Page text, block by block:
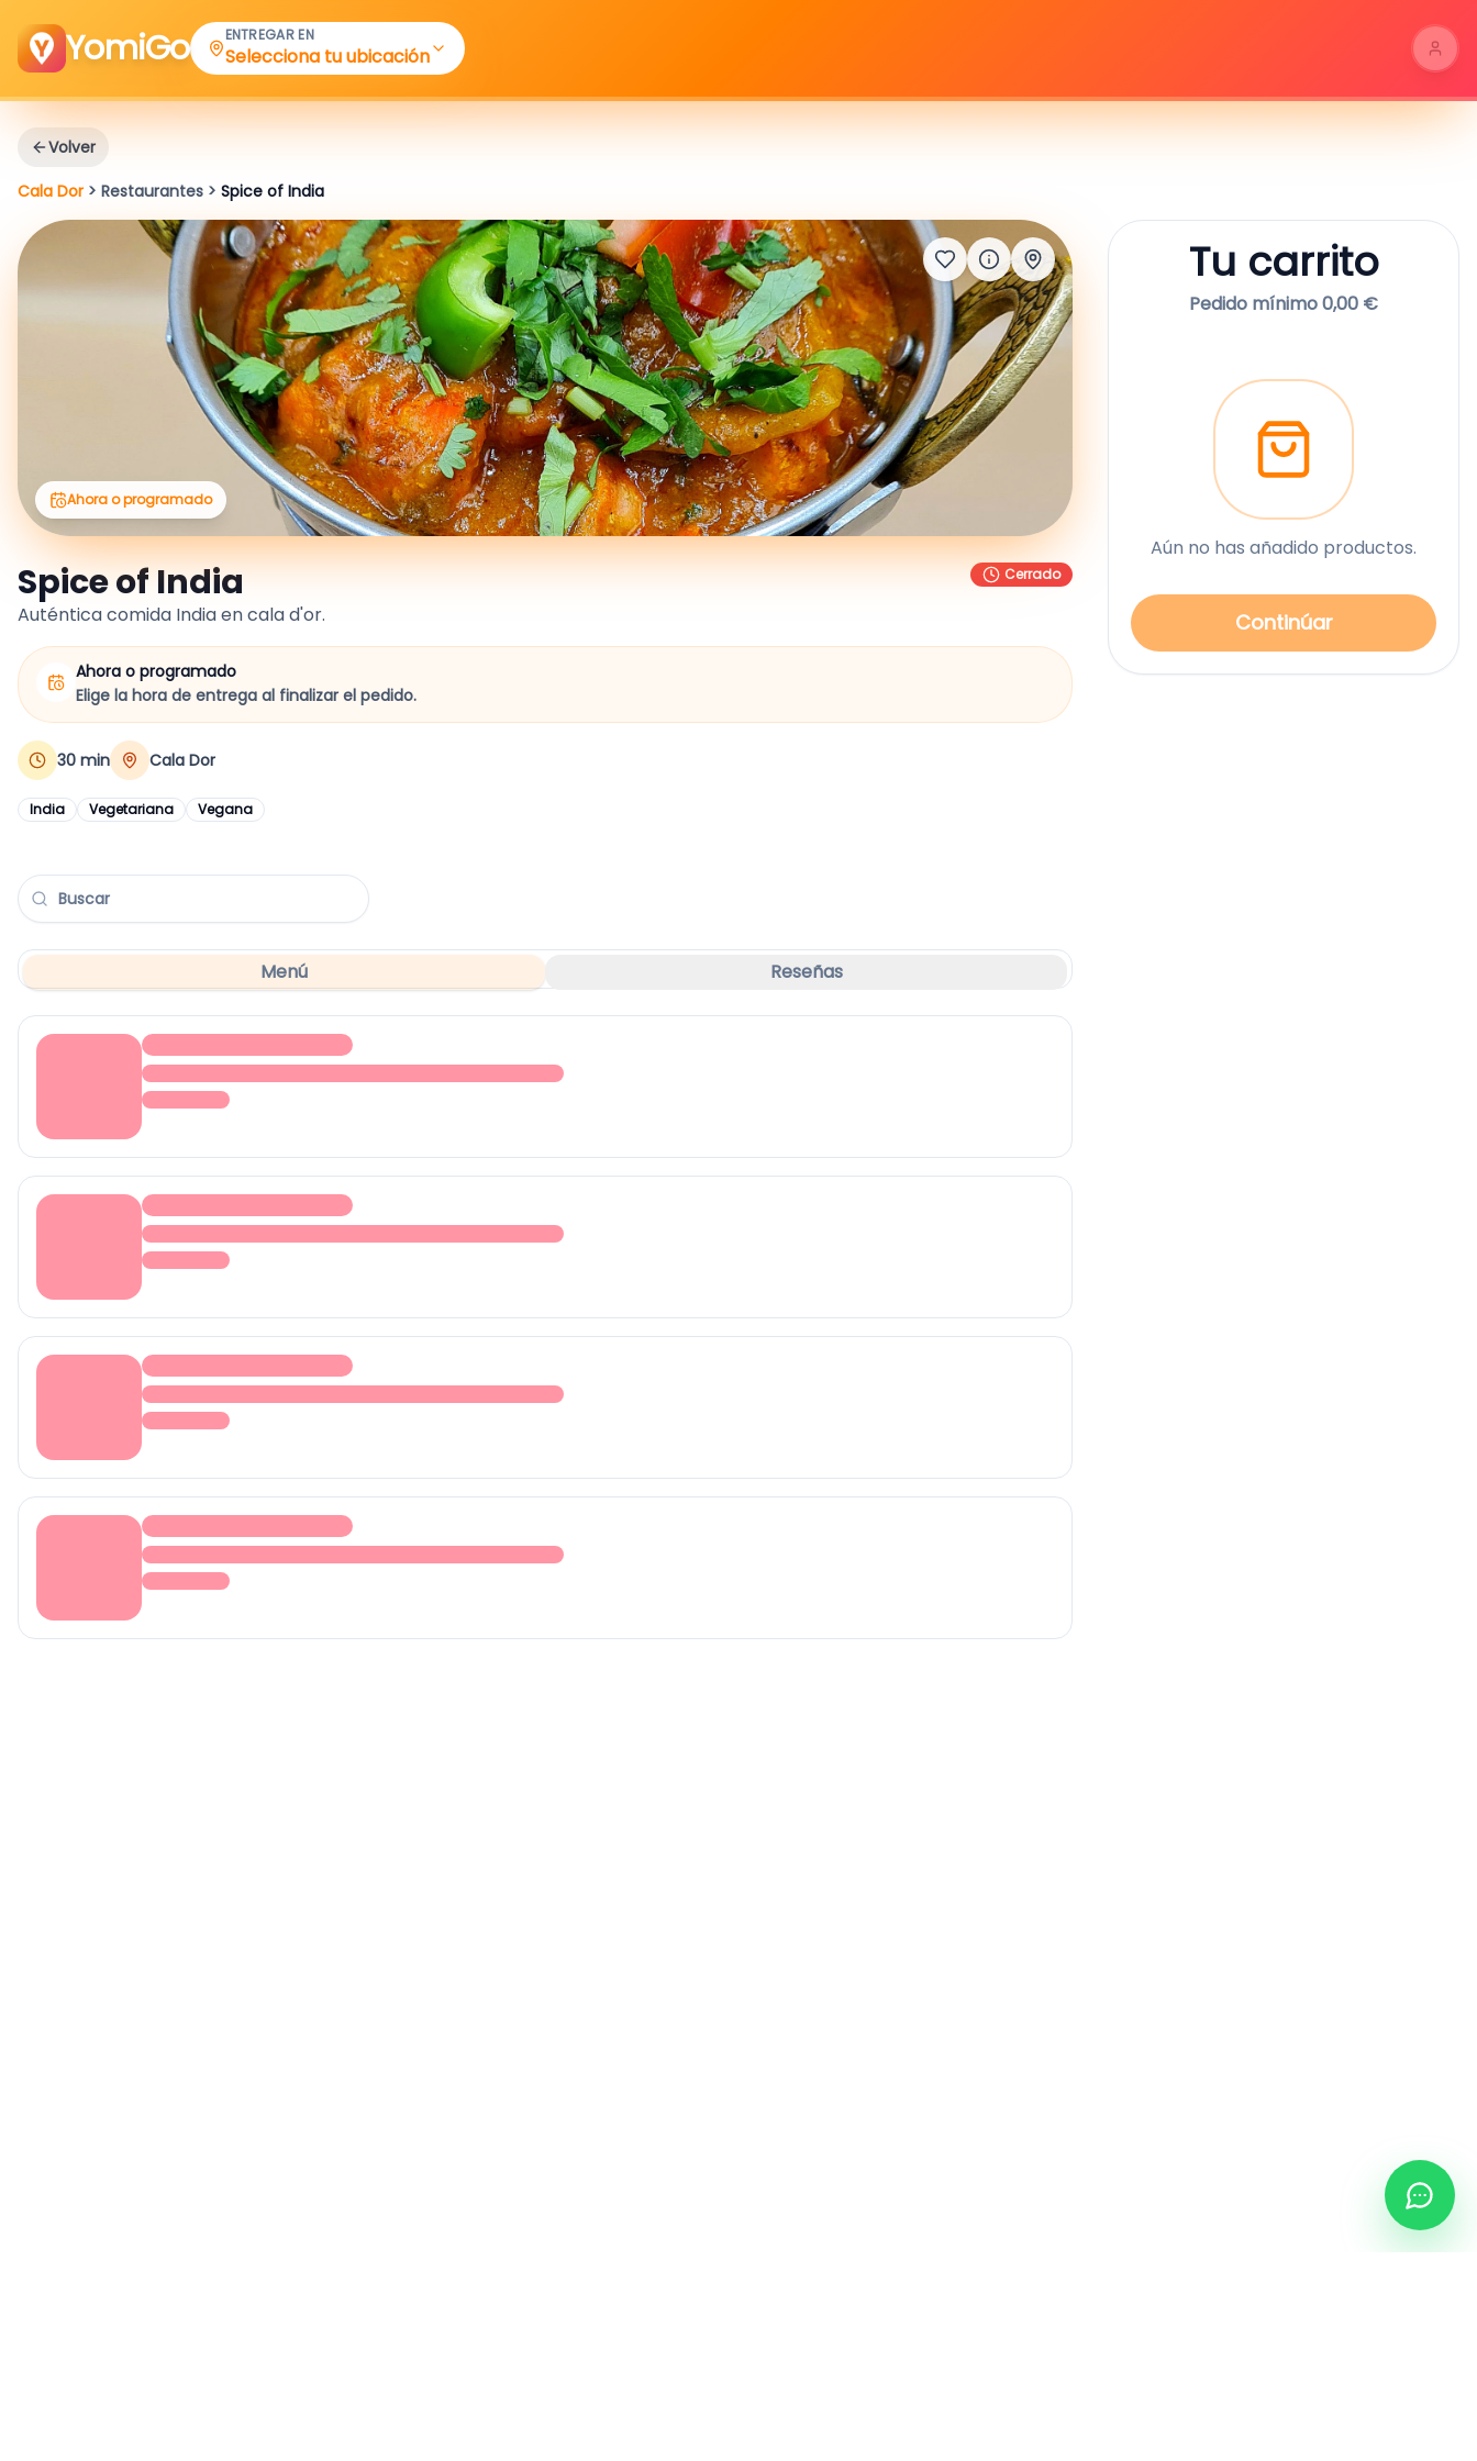
YomiGo ENTREGAR EN
Selecciona tu ubicación
Volver
Cala Dor> Restaurantes > Spice of India
Ahora o programado
Spice of India
Auténtica comida India en cala d'or.
Cerrado
Ahora o programado
Elige la hora de entrega al finalizar el pedido.
30 min Cala Dor
India Vegetariana Vegana
Menú Reseñas
Tu carrito
Pedido mínimo 0,00 €
Aún no has añadido productos.
Continúar